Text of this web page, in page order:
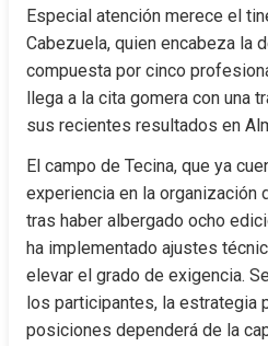
Especial atención merece el
Cabezuela, quien encabeza la
compuesta por cinco
llega a la cita gomera con una
sus recientes resultados en
El campo de Tecina, que ya
experiencia en la organización
tras haber albergado ocho
ha implementado ajustes
elevar el grado de exigencia.
los participantes, la estrategia
posiciones dependerá de la